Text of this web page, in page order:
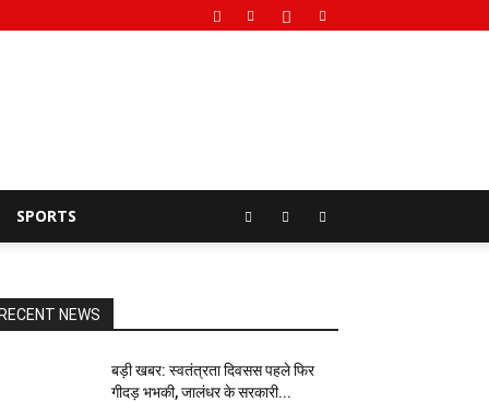
SPORTS
RECENT NEWS
बड़ी खबर: स्वतंत्रता दिवसस पहले फिर
गीदड़ भभकी, जालंधर के सरकारी...